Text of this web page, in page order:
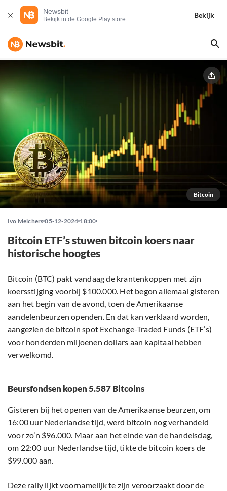
Newsbit
Bekijk in de Google Play store
Bekijk
Bitcoin
Ivo Melchers 05-12-2024 18:00
Bitcoin ETF’s stuwen bitcoin koers naar
historische hoogtes
Bitcoin (BTC) pakt vandaag de krantenkoppen met zijn
koersstijging voorbij $100.000. Het begon allemaal gisteren
aan het begin van de avond, toen de Amerikaanse
aandelenbeurzen openden. En dat kan verklaard worden,
aangezien de bitcoin spot Exchange-Traded Funds (ETF’s)
voor honderden miljoenen dollars aan kapitaal hebben
verwelkomd.
Beursfondsen kopen 5.587 Bitcoins
Gisteren bij het openen van de Amerikaanse beurzen, om
16:00 uur Nederlandse tijd, werd bitcoin nog verhandeld
voor zo’n $96.000. Maar aan het einde van de handelsdag,
om 22:00 uur Nederlandse tijd, tikte de bitcoin koers de
$99.000 aan.
Deze rally lijkt voornamelijk te zijn veroorzaakt door de